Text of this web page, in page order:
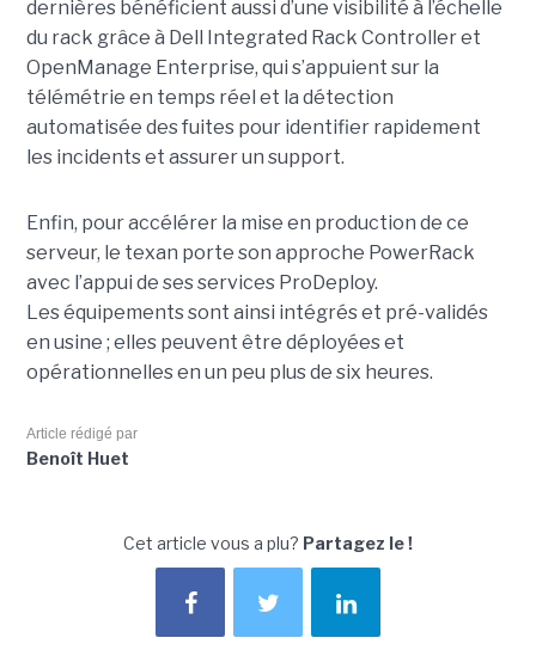
dernières bénéficient aussi d’une visibilité à l’échelle
du rack grâce à Dell Integrated Rack Controller et
OpenManage Enterprise, qui s’appuient sur la
télémétrie en temps réel et la détection
automatisée des fuites pour identifier rapidement
les incidents et assurer un support.
Enfin, pour accélérer la mise en production de ce
serveur, le texan porte son approche PowerRack
avec l’appui de ses services ProDeploy.
Les équipements sont ainsi intégrés et pré-validés
en usine ; elles peuvent être déployées et
opérationnelles en un peu plus de six heures.
Article rédigé par
Benoît Huet
Cet article vous a plu? Partagez le !